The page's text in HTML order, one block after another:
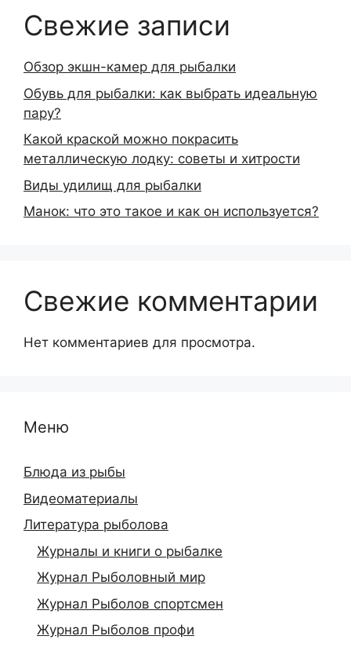
Свежие записи
Обзор экшн-камер для рыбалки
Обувь для рыбалки: как выбрать идеальную
пару?
Какой краской можно покрасить
металлическую лодку: советы и хитрости
Виды удилищ для рыбалки
Манок: что это такое и как он используется?
Свежие комментарии
Нет комментариев для просмотра.
Меню
Блюда из рыбы
Видеоматериалы
Литература рыболова
Журналы и книги о рыбалке
Журнал Рыболовный мир
Журнал Рыболов спортсмен
Журнал Рыболов профи